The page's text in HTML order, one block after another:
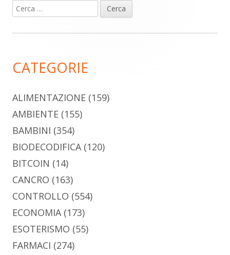
Barra
laterale
Ricerca
per:
CATEGORIE
ALIMENTAZIONE (159)
AMBIENTE (155)
BAMBINI (354)
BIODECODIFICA(120)
BITCOIN (14)
CANCRO (163)
CONTROLLO (554)
ECONOMIA(173)
ESOTERISMO (55)
FARMACI (274)